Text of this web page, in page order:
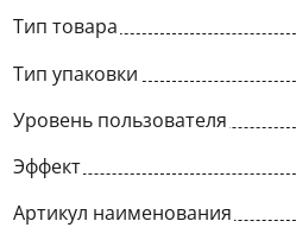
Тип товара
Тип упаковки
Уровень пользователя
Эффект
Артикул наименования